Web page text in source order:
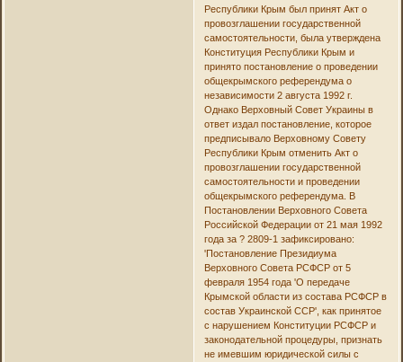
Республики Крым был принят Акт о
провозглашении государственной
самостоятельности, была утверждена
Конституция Республики Крым и
принято постановление о проведении
общекрымского референдума о
независимости 2 августа 1992 г.
Однако Верховный Совет Украины в
ответ издал постановление, которое
предписывало Верховному Совету
Республики Крым отменить Акт о
провозглашении государственной
самостоятельности и проведении
общекрымского референдума. В
Постановлении Верховного Совета
Российской Федерации от 21 мая 1992
года за ? 2809-1 зафиксировано:
'Постановление Президиума
Верховного Совета РСФСР от 5
февраля 1954 года 'О передаче
Крымской области из состава РСФСР в
состав Украинской ССР', как принятое
с нарушением Конституции РСФСР и
законодательной процедуры, признать
не имевшим юридической силы с